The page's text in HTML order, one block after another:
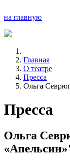
на главную
Главная
О театре
Пресса
Ольга
Пресса
Ольга